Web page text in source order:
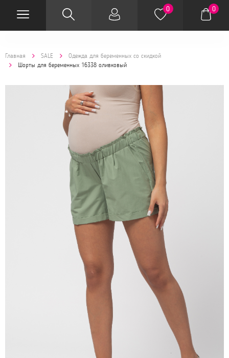
0 0
Главная SALE
Одежда для беременных со скидкой
Шорты для беременных 16338 оливковый